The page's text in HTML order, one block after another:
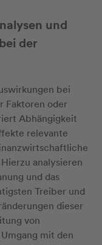
und
der
bei
Faktoren oder
Abhängigkeit
relevante
analysieren
und das
Treiber und
dieser
von
mit den